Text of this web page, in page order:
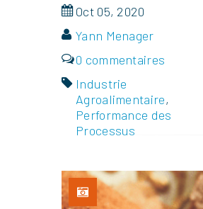
Oct 05, 2020
Yann Menager
0 commentaires
Industrie
Agroalimentaire,
Performance des
Processus